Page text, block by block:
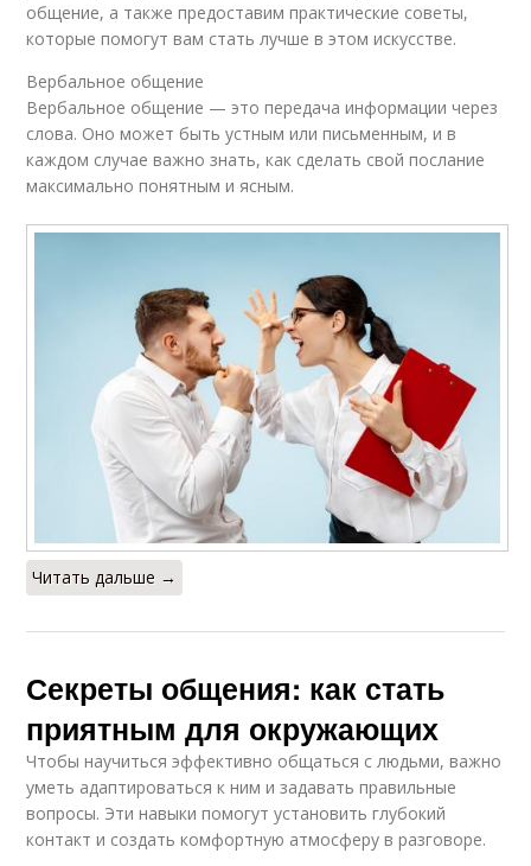
общение, а также предоставим практические советы,
которые помогут вам стать лучше в этом искусстве.
Вербальное общение
Вербальное общение — это передача информации через
слова. Оно может быть устным или письменным, и в
каждом случае важно знать, как сделать свой послание
максимально понятным и ясным.
Читать дальше →
Секреты общения: как стать
приятным для окружающих
Чтобы научиться эффективно общаться с людьми, важно
уметь адаптироваться к ним и задавать правильные
вопросы. Эти навыки помогут установить глубокий
контакт и создать комфортную атмосферу в разговоре.